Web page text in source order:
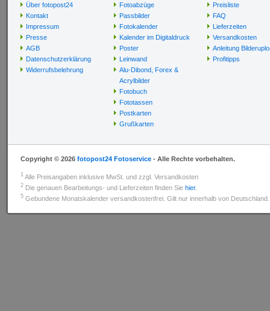
Über fotopost24
Kontakt
Impressum
Presse
AGB
Datenschutzerklärung
Widerrufsbelehrung
Fotoabzüge
Passbilder
Fotokalender
Kalender im Digitaldruck
Poster
Leinwand
Alu-Dibond, Forex &
Acrylbilder
Fotobuch
Fototassen
Postkarten
Grußkarten
Preisliste
FAQ
Lieferzeiten
Versandkosten
Anleitung
Profitipps
Copyright © 2026 fotopost24 Fotoservice - Alle Rechte vorbehalten.
1 Alle Preisangaben inklusive MwSt. und zzgl. Versandkosten
2 Die genauen Bearbeitungs- und Lieferzeiten finden Sie hier.
5 Gebundene Monatskalender versandkostenfrei. Gilt nur innerhalb von Deutschland.